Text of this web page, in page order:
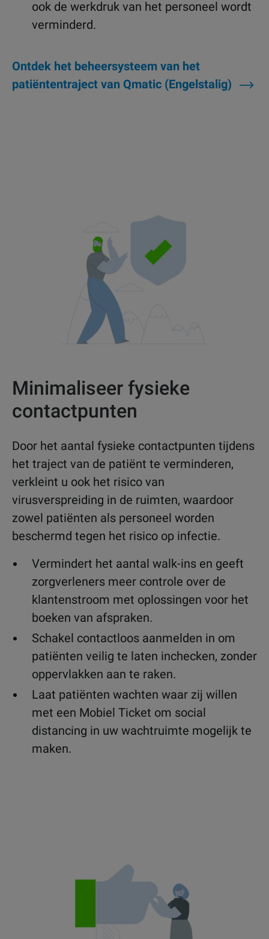
ook de werkdruk van het personeel wordt
verminderd.
Ontdek het beheersysteem van het
patiëntentraject van Qmatic (Engelstalig)
Minimaliseer fysieke
contactpunten
Door het aantal fysieke contactpunten tijdens
het traject van de patiënt te verminderen,
verkleint u ook het risico van
virusverspreiding in de ruimten, waardoor
zowel patiënten als personeel worden
beschermd tegen het risico op infectie.
Vermindert het aantal walk-ins en geeft
zorgverleners meer controle over de
klantenstroom met oplossingen voor het
boeken van afspraken.
Schakel contactloos aanmelden in om
patiënten veilig te laten inchecken, zonder
oppervlakken aan te raken.
Laat patiënten wachten waar zij willen
met een Mobiel Ticket om social
distancing in uw wachtruimte mogelijk te
maken.